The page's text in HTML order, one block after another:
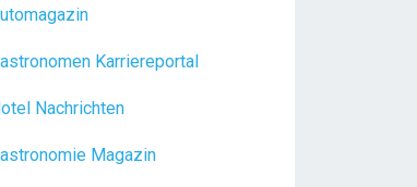
(m/w/d) Du bist Gastgeber aus